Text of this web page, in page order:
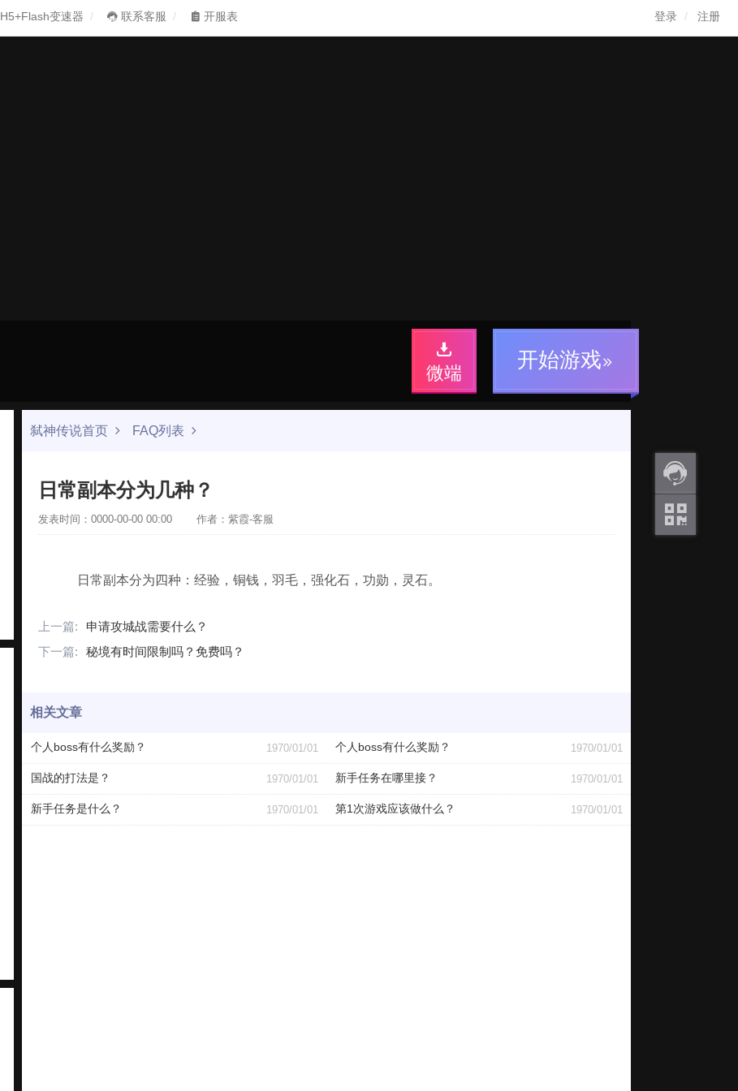
H5+Flash变速器 联系客服 开服表 登录 注册
微端
开始游戏
弑神传说首页 FAQ列表
日常副本分为几种？
发表时间：0000-00-00 00:00 作者：紫霞-客服
日常副本分为四种：经验，铜钱，羽毛，强化石，功勋，灵石。
上一篇:
申请攻城战需要什么？
下一篇:
秘境有时间限制吗？免费吗？
相关文章
1970/01/01
个人boss有什么奖励？ 1970/01/01
个人boss有什么奖励？
1970/01/01
国战的打法是？ 1970/01/01
新手任务在哪里接？
1970/01/01
新手任务是什么？ 1970/01/01
第1次游戏应该做什么？
返利
咨询